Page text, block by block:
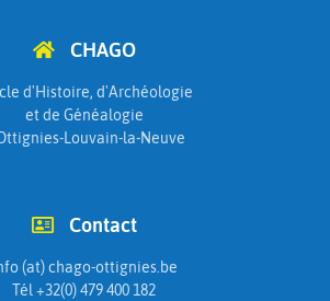
CHAGO
d'Histoire, d'Archéologie
et de Généalogie
Louvain-la-Neuve
Contact
(at) chago-ottignies.be
Tél +32(0) 479 400 182